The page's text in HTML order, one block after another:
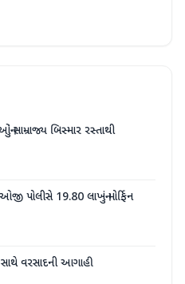
સામ્રાજ્ય બિસ્માર રસ્તાથી
પોલીસે 19.80 લાખનું મોર્ફિન
વરસાદની આગાહી